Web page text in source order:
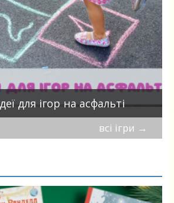
для ігор на асфальті
всі ігри →